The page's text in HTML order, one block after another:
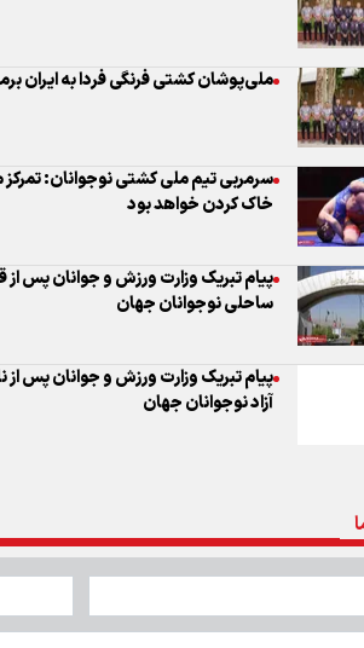
ملی‌پوشان کشتی فرنگی فردا به ایران
سرمربی تیم ملی کشتی نوجوانان: تمرکز
خاک کردن خواهد بود
پیام تبریک وزارت ورزش و جوانان پس
ساحلی نوجوانان جهان
پیام تبریک وزارت ورزش و جوانان پس
آزاد نوجوانان جهان